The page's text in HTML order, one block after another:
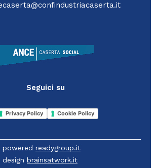
Seguici su
Privacy Policy Cookie Policy
powered readygroup.it
design brainsatwork.it